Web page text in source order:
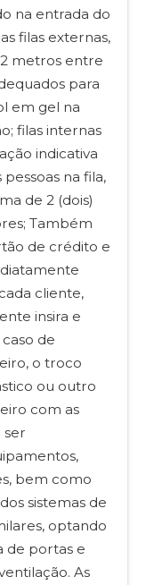
na entrada do
filas externas,
metros entre
para
em gel na
filas internas
indicativa
na fila,
de 2 (dois)
Também
de crédito e
cliente,
insira e
de
o troco
ou outro
com as
ser
bem como
sistemas de
optando
de portas e
As